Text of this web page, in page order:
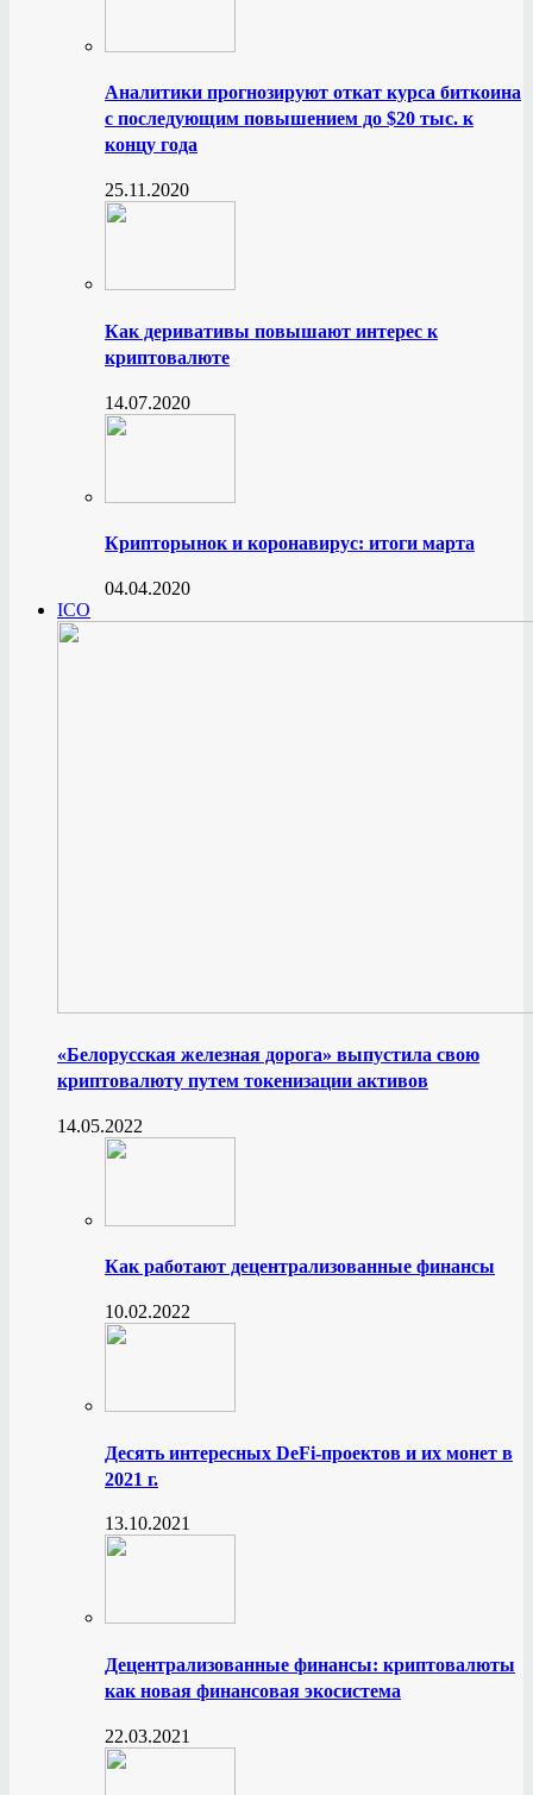
Аналитики прогнозируют откат курса биткоина
с последующим повышением до $20 тыс. к
концу года
25.11.2020
Как деривативы повышают интерес к
криптовалюте
14.07.2020
Крипторынок и коронавирус: итоги марта
04.04.2020
ICO
«Белорусская железная дорога» выпустила свою
криптовалюту путем токенизации активов
14.05.2022
Как работают децентрализованные финансы
10.02.2022
Десять интересных DeFi-проектов и их монет в
2021 г.
13.10.2021
Децентрализованные финансы: криптовалюты
как новая финансовая экосистема
22.03.2021